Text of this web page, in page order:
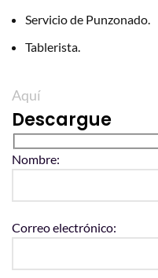
Servicio de Punzonado.
Tablerista.
Aquí
Descargue
Nombre:
Correo electrónico: